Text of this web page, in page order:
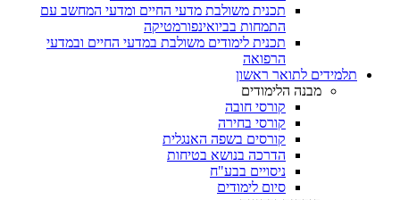
תכנית משולבת מדעי החיים ומדעי המחשב עם
התמחות בביואינפורמטיקה
תכנית לימודים משולבת במדעי החיים ובמדעי
הרפואה
תלמידים לתואר ראשון
מבנה הלימודים
קורסי חובה
קורסי בחירה
קורסים בשפה האנגלית
הדרכה בנושא בטיחות
ניסויים בבע"ח
סיום לימודים